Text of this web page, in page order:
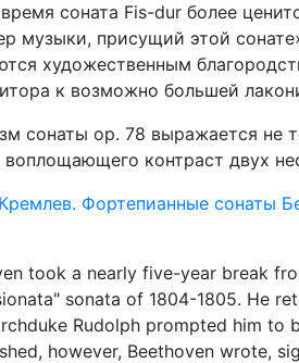
соната Fis-dur более
музыки, присущий этой
художественным
к возможно большей
сонаты ор. 78 выражается не
воплощающего контраст двух
Фортепианные сонаты
took a nearly five-year break
sonata of 1804-1805. He
Rudolph prompted him to
however, Beethoven wrote,